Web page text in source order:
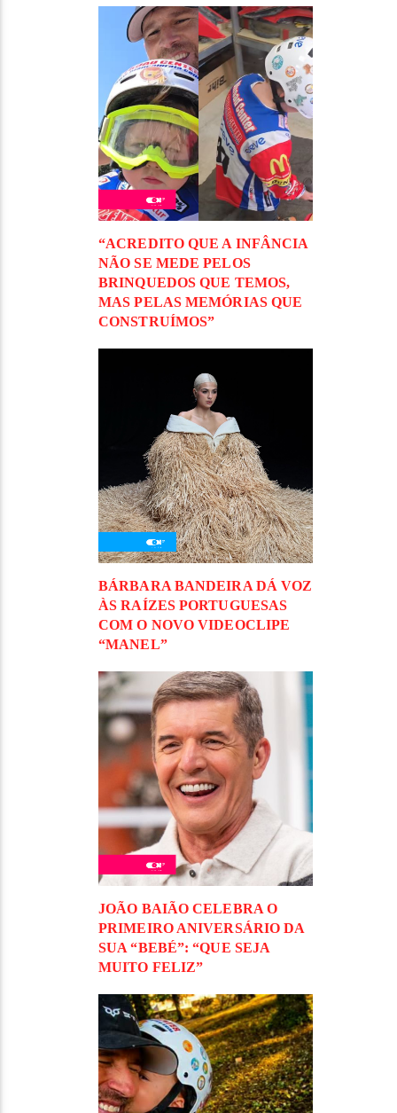
“ACREDITO QUE A INFÂNCIA
NÃO SE MEDE PELOS
BRINQUEDOS QUE TEMOS,
MAS PELAS MEMÓRIAS QUE
CONSTRUÍMOS”
BÁRBARA BANDEIRA DÁ VOZ
ÀS RAÍZES PORTUGUESAS
COM O NOVO VIDEOCLIPE
“MANEL”
JOÃO BAIÃO CELEBRA O
PRIMEIRO ANIVERSÁRIO DA
SUA “BEBÉ”: “QUE SEJA
MUITO FELIZ”